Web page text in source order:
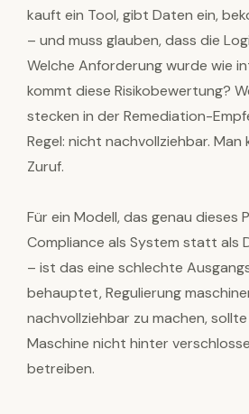
kauft ein Tool, gibt Daten ein,
– und muss glauben, dass die
Welche Anforderung wurde wie
kommt diese Risikobewertung?
stecken in der Remediation-
Regel: nicht nachvollziehbar.
Zuruf.
Für ein Modell, das genau dieses
Compliance als System statt als
– ist das eine schlechte
behauptet, Regulierung
nachvollziehbar zu machen,
Maschine nicht hinter
betreiben.